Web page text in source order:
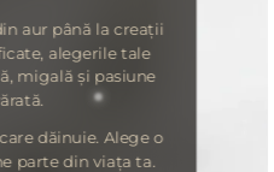
aur până la creații
alegerile tale
migală și pasiune
dăinuie. Alege o
parte din viața ta.